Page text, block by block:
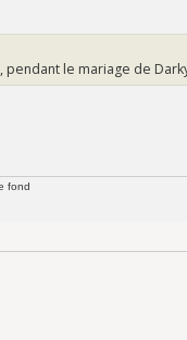
le mariage de
fond